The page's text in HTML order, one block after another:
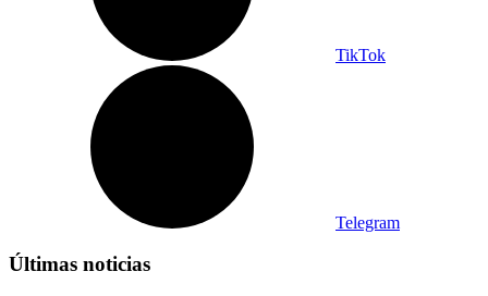
TikTok
Telegram
Últimas noticias